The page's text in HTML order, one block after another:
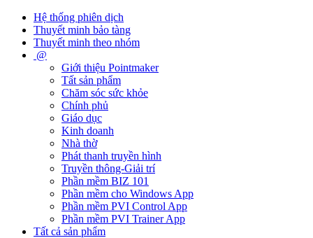
Hệ thống phiên dịch
Thuyết minh bảo tàng
Thuyết minh theo nhóm
@
Giới thiệu Pointmaker
Tất sản phẩm
Chăm sóc sức khỏe
Chính phủ
Giáo dục
Kinh doanh
Nhà thờ
Phát thanh truyền hình
Truyền thông-Giải trí
Phần mềm BIZ 101
Phần mềm cho Windows App
Phần mềm PVI Control App
Phần mềm PVI Trainer App
Tất cả sản phẩm